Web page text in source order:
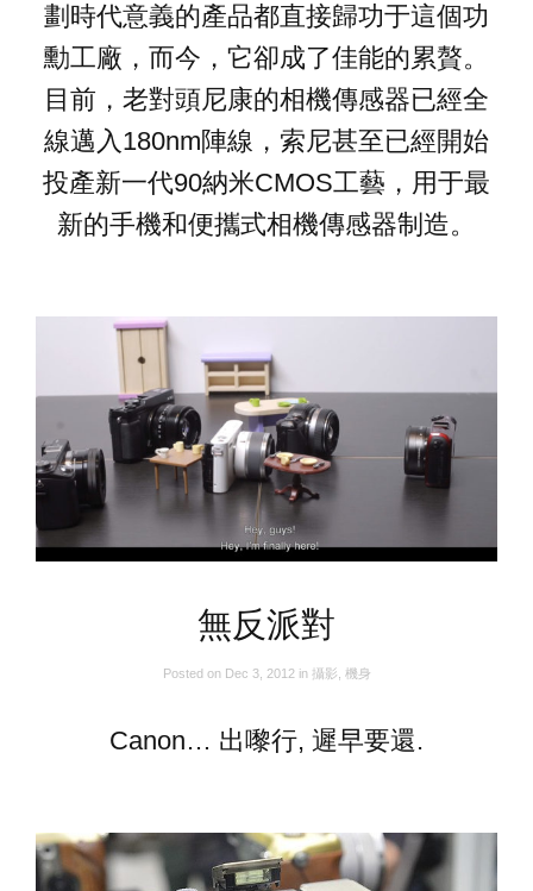
劃時代意義的產品都直接歸功于這個功
勳工廠，而今，它卻成了佳能的累贅。
目前，老對頭尼康的相機傳感器已經全
線邁入180nm陣線，索尼甚至已經開始
投產新一代90納米CMOS工藝，用于最
新的手機和便攜式相機傳感器制造。
無反派對
Posted on Dec 3, 2012 in 攝影 機身
Canon… 出嚟行, 遲早要還.